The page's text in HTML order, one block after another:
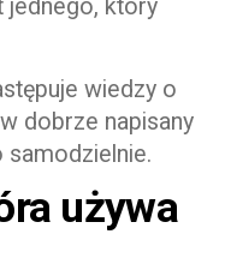
jednego, który
wiedzy o
dobrze napisany
samodzielnie.
używa